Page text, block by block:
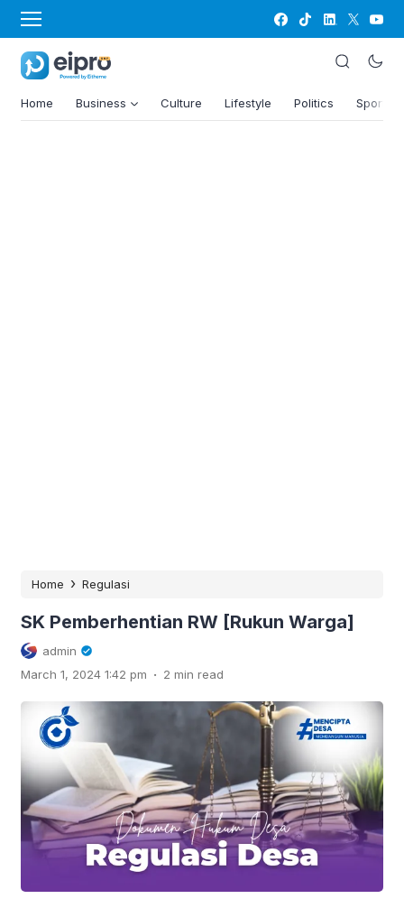
Home Business Culture Lifestyle Politics Sports
Home › Regulasi
SK Pemberhentian RW [Rukun Warga]
admin
March 1, 2024 1:42 pm . 2 min read